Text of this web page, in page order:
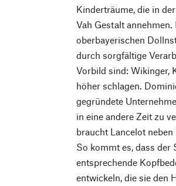
Kinderträume, die in
Vah Gestalt
oberbayerischen
durch sorgfältige
Vorbild sind: Wikinger,
höher schlagen.
gegründete
in eine andere Zeit zu
braucht Lancelot
So kommt es, dass der
entsprechende
entwickeln, die sie den